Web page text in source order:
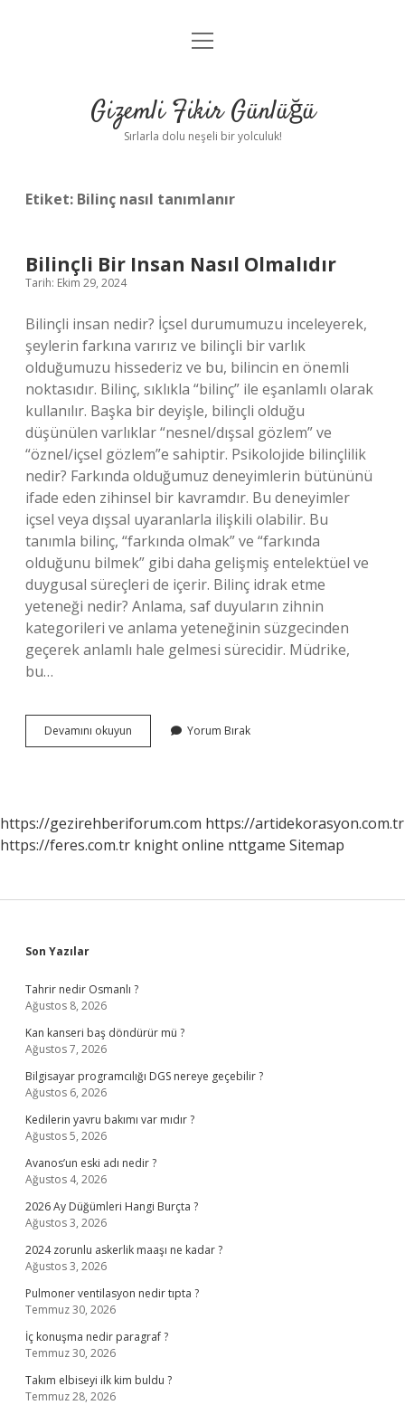
Anasayfa
Yasal Uyarı
menüyü
Gizemli Fikir Günlüğü
Sırlarla dolu neşeli bir yolculuk!
Etiket: Bilinç nasıl tanımlanır
Bilinçli Bir Insan Nasıl Olmalıdır
Tarih: Ekim 29, 2024
Bilinçli insan nedir? İçsel durumumuzu inceleyerek,
şeylerin farkına varırız ve bilinçli bir varlık
olduğumuzu hissederiz ve bu, bilincin en önemli
noktasıdır. Bilinç, sıklıkla “bilinç” ile eşanlamlı olarak
kullanılır. Başka bir deyişle, bilinçli olduğu
düşünülen varlıklar “nesnel/dışsal gözlem” ve
“öznel/içsel gözlem”e sahiptir. Psikolojide bilinçlilik
nedir? Farkında olduğumuz deneyimlerin bütününü
ifade eden zihinsel bir kavramdır. Bu deneyimler
içsel veya dışsal uyaranlarla ilişkili olabilir. Bu
tanımla bilinç, “farkında olmak” ve “farkında
olduğunu bilmek” gibi daha gelişmiş entelektüel ve
duygusal süreçleri de içerir. Bilinç idrak etme
yeteneği nedir? Anlama, saf duyuların zihnin
kategorileri ve anlama yeteneğinin süzgecinden
geçerek anlamlı hale gelmesi sürecidir. Müdrike,
bu…
Devamını okuyun
Bir
Yorum Bırak
https://gezirehberiforum.com https://artidekorasyon.com.tr
https://feres.com.tr knight online nttgame Sitemap
Sidebar
Son Yazılar
Tahrir nedir Osmanlı ?
Ağustos 8, 2026
Kan kanseri baş döndürür mü ?
Ağustos 7, 2026
Bilgisayar programcılığı DGS nereye geçebilir ?
Ağustos 6, 2026
Kedilerin yavru bakımı var mıdır ?
Ağustos 5, 2026
Avanos’un eski adı nedir ?
Ağustos 4, 2026
2026 Ay Düğümleri Hangi Burçta ?
Ağustos 3, 2026
2024 zorunlu askerlik maaşı ne kadar ?
Ağustos 3, 2026
Pulmoner ventilasyon nedir tıpta ?
Temmuz 30, 2026
İç konuşma nedir paragraf ?
Temmuz 30, 2026
Takım elbiseyi ilk kim buldu ?
Temmuz 28, 2026